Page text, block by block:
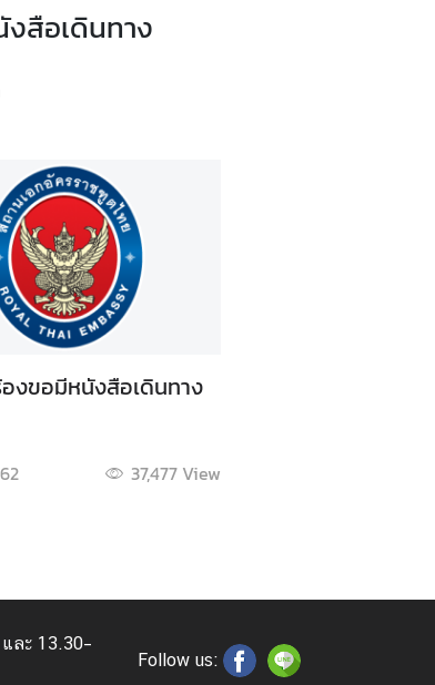
สือเดินทาง
งขอมีหนังสือเดินทาง
37,477 View
ละ 13.30–
Follow us: